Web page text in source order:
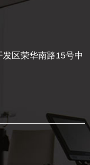
区荣华南路15号中